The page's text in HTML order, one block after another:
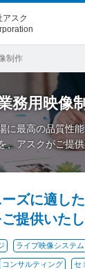
アスク
制作
務用映像
に最高の品質性
、アスクがご提
ズに適し
ご提供いた
ライブ映像システム
コンサルティング セ